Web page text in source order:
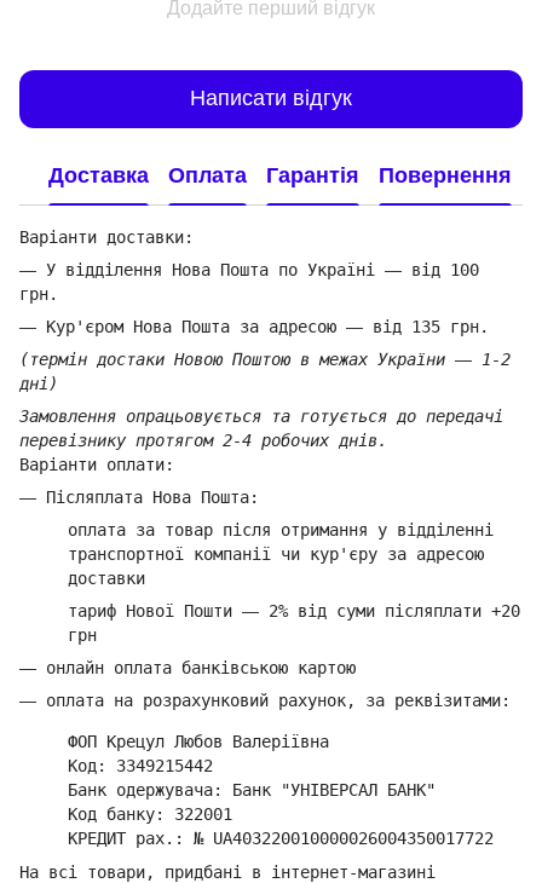
Додайте перший відгук
Написати відгук
Доставка Оплата Гарантія Повернення
Варіанти доставки:
— У відділення Нова Пошта по Україні — від 100
грн.
— Кур'єром Нова Пошта за адресою — від 135 грн.
(термін достаки Новою Поштою в межах України — 1-2
дні)
Замовлення опрацьовується та готується до передачі
перевізнику протягом 2-4 робочих днів.
Варіанти оплати:
— Післяплата Нова Пошта:
оплата за товар після отримання у відділенні
транспортної компанії чи кур'єру за адресою
доставки
тариф Нової Пошти — 2% від суми післяплати +20
грн
— онлайн оплата банківською картою
— оплата на розрахунковий рахунок, за реквізитами:
ФОП Крецул Любов Валеріївна
Код: 3349215442
Банк одержувача: Банк "УНІВЕРСАЛ БАНК"
Код банку: 322001
КРЕДИТ рах.: № UA403220010000026004350017722
На всі товари, придбані в інтернет-магазині